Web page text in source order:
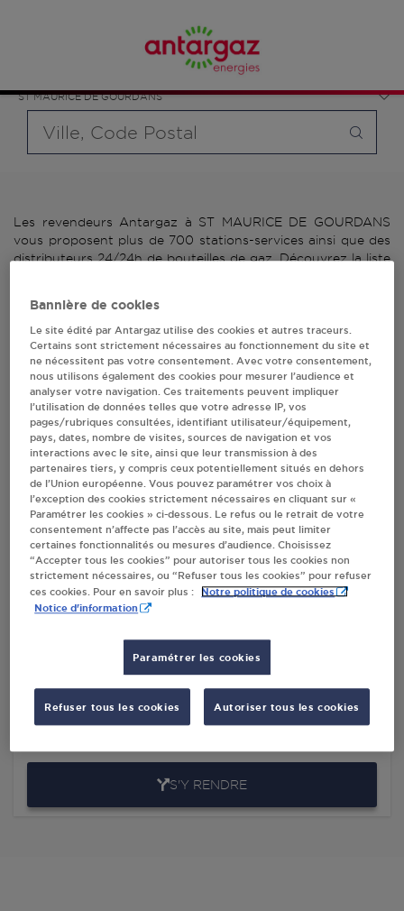
ST MAURICE DE GOURDANS
bouteille souhaité et le type de point de vente (revendeur /
distributeur automatique de bouteilles de gaz ou station GPL
carburant)
Les revendeurs Antargaz à ST MAURICE DE GOURDANS
vous proposent plus de 700 stations-services ainsi que des
distributeurs 24/24h de bouteilles de gaz. Découvrez la liste
distributeurs de bouteilles de gaz.
2 revendeur(s) Antargaz
à ST MAURICE DE
GOURDANS
Villes
PETIT CASINO ST MAURICE DE GOURDANS
1 ROUTE DE LA CHARRIERE
01800ST MAURICE DE GOURDANS
SARL GARAGE.ROUSSET ST MAURICE DE
GOURDANS
ROUTE DE PORT GALLAND
S'Y RENDRE
Bannière de cookies
Le site édité par Antargaz utilise des cookies et autres traceurs.
Certains sont strictement nécessaires au fonctionnement du site et
ne nécessitent pas votre consentement. Avec votre consentement,
nous utilisons également des cookies pour mesurer l’audience et
analyser votre navigation. Ces traitements peuvent impliquer
l’utilisation de données telles que votre adresse IP, vos
pages/rubriques consultées, identifiant utilisateur/équipement,
pays, dates, nombre de visites, sources de navigation et vos
interactions avec le site, ainsi que leur transmission à des
partenaires tiers, y compris ceux potentiellement situés en dehors
de l’Union européenne. Vous pouvez paramétrer vos choix à
l’exception des cookies strictement nécessaires en cliquant sur «
Paramétrer les cookies » ci-dessous. Le refus ou le retrait de votre
consentement n’affecte pas l’accès au site, mais peut limiter
certaines fonctionnalités ou mesures d’audience. Choisissez
“Accepter tous les cookies” pour autoriser tous les cookies non
strictement nécessaires, ou “Refuser tous les cookies” pour refuser
ces cookies. Pour en savoir plus :
Notre politique de cookies
Notice d'information
Paramétrer les cookies
Refuser tous les cookies Autoriser tous les cookies